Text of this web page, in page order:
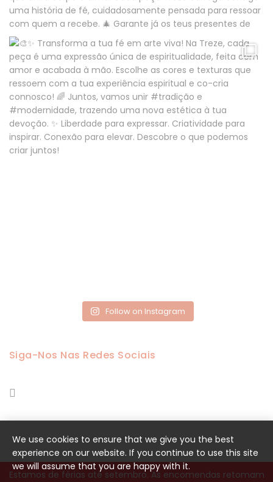
Estamos de férias até setembro. As encomendas retomam
Follow on Instagram
Siga-Nos Nas Redes Sociais
We use cookies to ensure that we give you the best
experience on our website. If you continue to use this site
we will assume that you are happy with it.